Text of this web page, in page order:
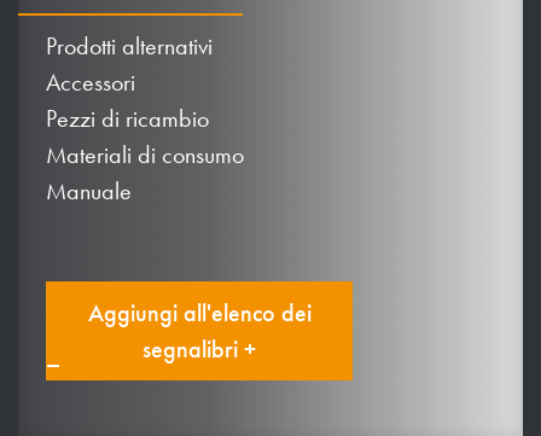
Prodotti alternativi
Accessori
Pezzi di ricambio
Materiali di consumo
Manuale
Aggiungi all'elenco dei
segnalibri +